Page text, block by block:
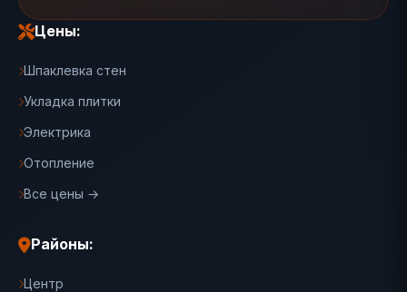
Цены:
Шпаклевка стен
Укладка плитки
Электрика
Отопление
Все цены →
Районы:
Центр